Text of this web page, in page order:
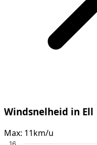
Windsnelheid in Ell
Max: 11km/u